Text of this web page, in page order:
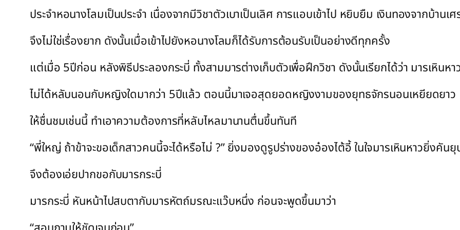
ประจำหอนางโลมเป็นประจำ เนื่องจากมีวิชาตัวเบาเป็นเลิศ การแอบเข้าไป หยิบยืม เงินทองจากบ้านเ
จึงไม่ใช่เรื่องยาก ดังนั้นเมื่อเข้าไปยังหอนางโลมก็ได้รับการต้อนรับเป็นอย่างดีทุกครั้ง
แต่เมื่อ 5ปีก่อน หลังพิธีประลองกระบี่ ทั้งสามมารต่างเก็บตัวเพื่อฝึกวิชา ดังนั้นเรียกได้ว่า มารเหินหา
ไม่ได้หลับนอนกับหญิงใดมากว่า 5ปีแล้ว ตอนนี้มาเจอสุดยอดหญิงงามของยุทธจักรนอนเหยียดยาว
ให้ชื่นชมเช่นนี้ ทำเอาความต้องการที่หลับไหลมานานตื่นขึ้นทันที
“พี่ใหญ่ ถ้าข้าจะขอเด็กสาวคนนี้จะได้หรือไม่ ?” ยิ่งมองดูรูปร่างของอ๋องไต้อี้ ในใจมารเหินหาวยิ่งคัน
จึงต้องเอ่ยปากขอกับมารกระบี่
มารกระบี่ หันหน้าไปสบตากับมารหัตถ์มรณะแว๊บหนึ่ง ก่อนจะพูดขึ้นมาว่า